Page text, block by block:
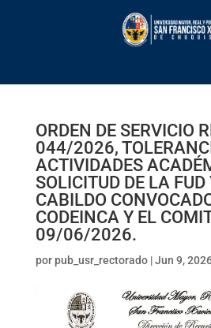
ORDEN DE SERVICIO
044/2026,
ACTIVIDADES
SOLICITUD DE LA FUD
CABILDO
CODEINCA Y EL
09/06/2026.
por pub_usr_rectorado|Jun 9,